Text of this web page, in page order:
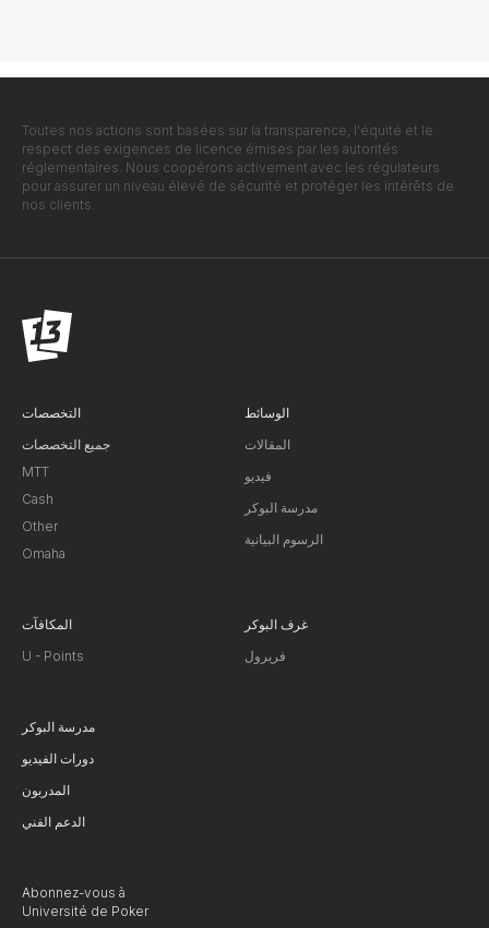
Toutes nos actions sont basées sur la transparence, l'équité et le
respect des exigences de licence émises par les autorités
réglementaires. Nous coopérons activement avec les régulateurs
pour assurer un niveau élevé de sécurité et protéger les intérêts de
nos clients.
التخصصات
جميع التخصصات
MTT
Cash
Other
Omaha
الوسائط
المقالات
فيديو
مدرسة البوكر
الرسوم البيانية
المكافآت
U - Points
غرف البوكر
فريرول
مدرسة البوكر
دورات الفيديو
المدربون
الدعم الفني
Abonnez-vous à
Université de Poker